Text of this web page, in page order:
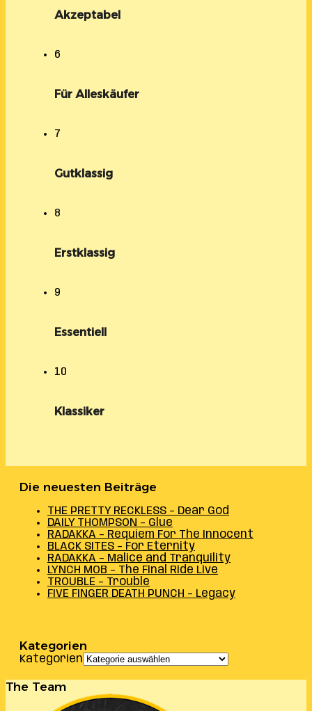
Akzeptabel
6
Für Alleskäufer
7
Gutklassig
8
Erstklassig
9
Essentiell
10
Klassiker
Die neuesten Beiträge
THE PRETTY RECKLESS – Dear God
DAILY THOMPSON – Glue
RADAKKA – Requiem For The Innocent
BLACK SITES – For Eternity
RADAKKA – Malice and Tranquility
LYNCH MOB – The Final Ride Live
TROUBLE – Trouble
FIVE FINGER DEATH PUNCH – Legacy
Kategorien
Kategorien
The Team